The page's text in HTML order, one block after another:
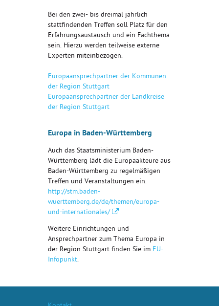
Bei den zwei- bis dreimal jährlich
stattfindenden Treffen soll Platz für den
Erfahrungsaustausch und ein Fachthema
sein. Hierzu werden teilweise externe
Experten miteinbezogen.
Europaansprechpartner der Kommunen
der Region Stuttgart
Europaansprechpartner der Landkreise
der Region Stuttgart
­Europa in Baden-Württemberg
Auch das Staatsministerium Baden-
Württemberg lädt die Europaakteure aus
Baden-Württemberg zu regelmäßigen
Treffen und Veranstaltungen ein.
http://stm.baden-
wuerttemberg.de/de/themen/europa-
und-internationales/
Weitere Einrichtungen und
Ansprechpartner zum Thema Europa in
der Region Stuttgart finden Sie im EU-
Infopunkt.